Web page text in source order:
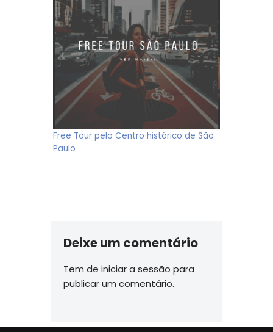
Free Tour pelo Centro histórico de São
Paulo
Deixe um comentário
Tem de iniciar a sessão para
publicar um comentário.